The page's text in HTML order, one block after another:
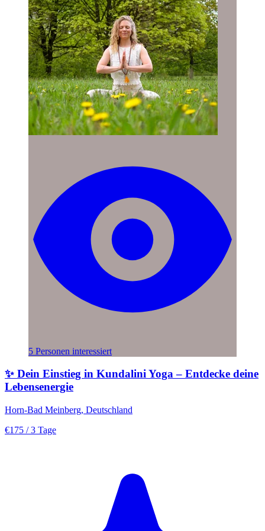
5 Personen interessiert
✨ Dein Einstieg in Kundalini Yoga – Entdecke deine
Lebensenergie
Horn-Bad Meinberg, Deutschland
€175 / 3 Tage